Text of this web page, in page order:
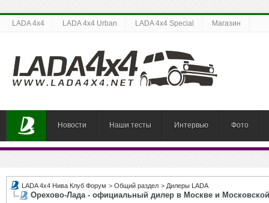
LADA 4x4 LADA 4x4 Urban LADA 4x4 Special Магазин
Новости Наши тесты Интервью Фото
LADA 4x4 Нива Клуб Форум > Общий раздел > Дилеры LADA
Орехово-Лада - официальный дилер в Москве и